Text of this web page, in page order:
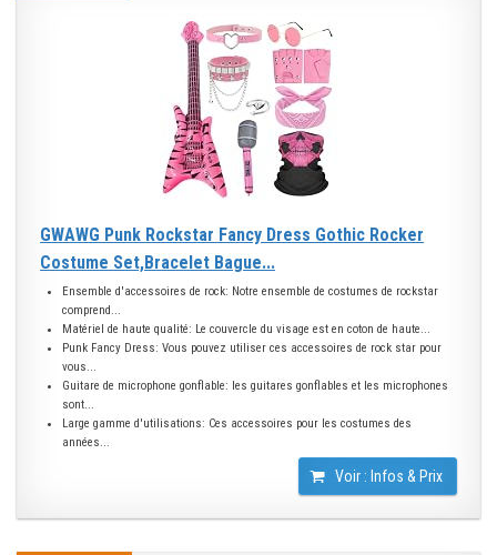
GWAWG Punk Rockstar Fancy Dress Gothic Rocker
Costume Set,Bracelet Bague...
Ensemble d'accessoires de rock: Notre ensemble de costumes de rockstar
comprend...
Matériel de haute qualité: Le couvercle du visage est en coton de haute...
Punk Fancy Dress: Vous pouvez utiliser ces accessoires de rock star pour
vous...
Guitare de microphone gonflable: les guitares gonflables et les microphones
sont...
Large gamme d'utilisations: Ces accessoires pour les costumes des
années...
Voir : Infos & Prix